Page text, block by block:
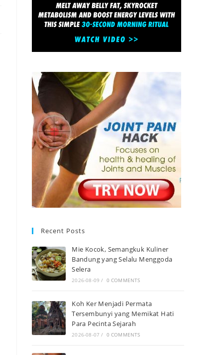
Recent Posts
Mie Kocok, Semangkuk Kuliner
Bandung yang Selalu Menggoda
Selera
2026-08-09 / 0 COMMENTS
Koh Ker Menjadi Permata
Tersembunyi yang Memikat Hati
Para Pecinta Sejarah
2026-08-07 / 0 COMMENTS